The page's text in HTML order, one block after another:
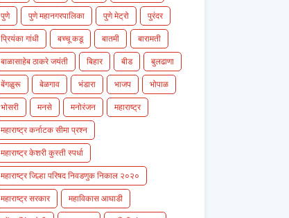
पुणे
पुणे महानगरपालिका पुणे मेट्रो
पुरंदर
प्रियंका गांधी
बच्चू कडू बातमी
बारामती
बाळासाहेब ठाकरे जयंती
बिहार बीड
बुलढाणा
बेंगळुरू
बेळगाव भंडारा भाजप
भोपाळ
भोसरी
मनसे मनोरंजन
महाराष्ट्र
महाराष्ट्र कर्नाटक सीमा प्रश्न
महाराष्ट्र केशरी कुस्ती स्पर्धा
महाराष्ट्र जिल्हा परिषद निवडणुक निकाल २०२०
महाराष्ट्र सरकार
महाविकास आघाडी